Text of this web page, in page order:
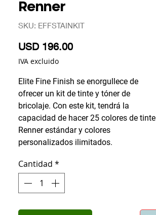
Renner
SKU: EFFSTAINKIT
USD 196.00Precio
IVA excluido
Elite Fine Finish se enorgullece de
ofrecer un kit de tinte y tóner de
bricolaje. Con este kit, tendrá la
capacidad de hacer 25 colores de tinte
Renner estándar y colores
personalizados ilimitados.
El kit incluye botellas de colorante de 8
Rojo
Cantidad *